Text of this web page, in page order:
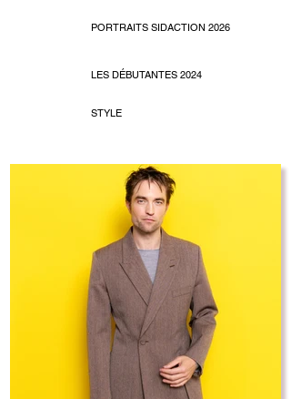
PORTRAITS SIDACTION 2026
LES DÉBUTANTES 2024
STYLE